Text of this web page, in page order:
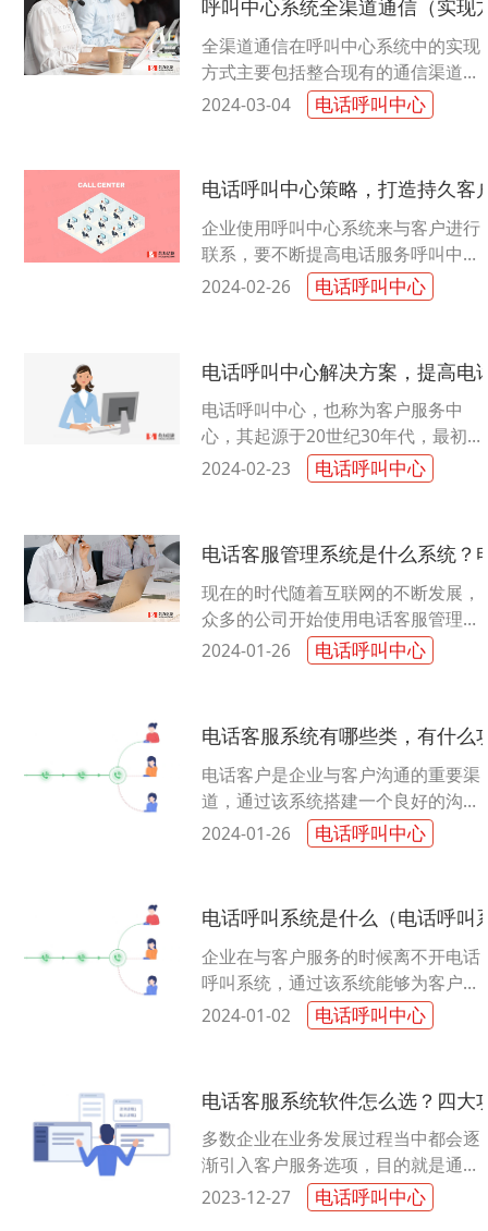
呼叫中心系统全渠道通信（实现
全渠道通信在呼叫中心系统中的实现
方式主要包括整合现有的通信渠道和
引入新的通信渠道，通过技术手段实
现数据的整合和统一管理。...
2024-03-04 电话呼叫中心
电话呼叫中心策略，打造持久客
企业使用呼叫中心系统来与客户进行
联系，要不断提高电话服务呼叫中心
的服务质量，这样才能提高客户满意
度，与客户建立持久的联系。...
2024-02-26 电话呼叫中心
电话呼叫中心解决方案，提高电
电话呼叫中心，也称为客户服务中
心，其起源于20世纪30年代，最初
的目的是将用户的电话以呼叫转移的
形式连接到应答台或客服处。传统意
2024-02-23 电话呼叫中心
电话客服管理系统是什么系统？
现在的时代随着互联网的不断发展，
众多的公司开始使用电话客服管理系
统，电话客服管理系统能够改善公司
和客户的服务质量，也能够增加客户
2024-01-26 电话呼叫中心
电话客服系统有哪些类，有什么
电话客户是企业与客户沟通的重要渠
道，通过该系统搭建一个良好的沟通
渠道，能够为企业提高很多的业务。
下面通过一篇文章为大家介绍电话客
2024-01-26 电话呼叫中心
电话呼叫系统是什么（电话呼叫
企业在与客户服务的时候离不开电话
呼叫系统，通过该系统能够为客户提
供较为优质的服务，同时也可以帮助
企业在市场的竞争中占有较为有利的
2024-01-02 电话呼叫中心
电话客服系统软件怎么选？四大
多数企业在业务发展过程当中都会逐
渐引入客户服务选项，目的就是通过
客户服务来提升企业形象，增加与客
户之间的粘性，保持好沟通，以便客
2023-12-27 电话呼叫中心